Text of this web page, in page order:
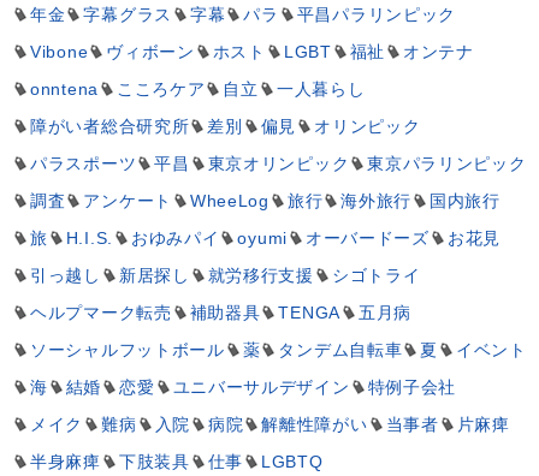
年金
字幕グラス 字幕 パラ
平昌パラリンピック
Vibone
ヴィボーン ホスト LGBT 福祉
オンテナ
onntena
こころケア 自立
一人暮らし
障がい者総合研究所
差別 偏見
オリンピック
パラスポーツ
平昌 東京オリンピック
東京パラリンピック
調査
アンケート WheeLog 旅行 海外旅行
国内旅行
旅
H.I.S. おゆみパイ oyumi オーバードーズ
お花見
引っ越し
新居探し 就労移行支援
シゴトライ
ヘルプマーク転売
補助器具 TENGA
五月病
ソーシャルフットボール
薬 タンデム自転車 夏
イベント
海
結婚 恋愛 ユニバーサルデザイン
特例子会社
メイク
難病 入院 病院 解離性障がい 当事者
片麻痺
半身麻痺
下肢装具 仕事 LGBTQ